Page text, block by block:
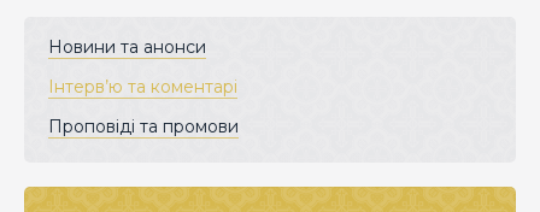
Новини та анонси
Інтерв’ю та коментарі
Проповіді та промови